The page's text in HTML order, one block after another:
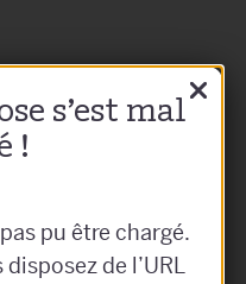
s’est mal
!
pu être chargé.
de l’URL